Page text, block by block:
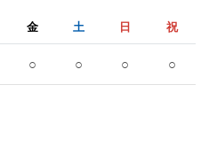
金 土 日 祝
○ ○ ○ ○